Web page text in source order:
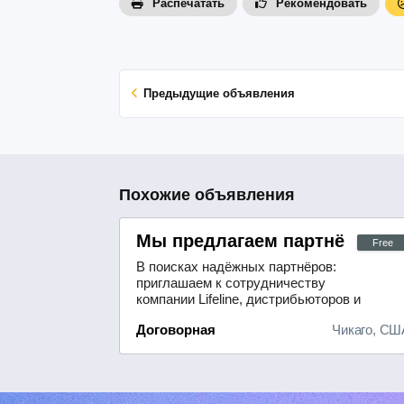
Распечатать Рекомендовать
Предыдущие объявления
Похожие объявления
Free
Договорная Чикаго,
Мы предлагаем партнёрам
В поисках надёжных партнёров:
приглашаем к сотрудничеству
компании Lifeline, дистрибьюторов и
начала работы: благодаря нашему
деятельность.Надёжная система